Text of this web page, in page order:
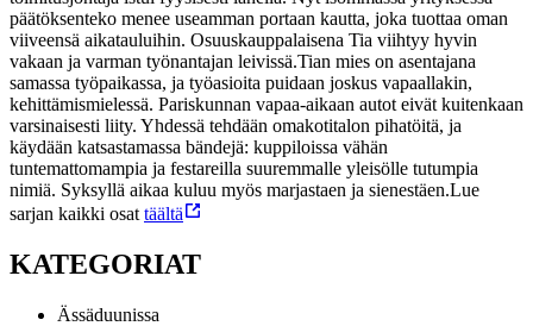
päätöksenteko menee useamman portaan kautta, joka tuottaa oman
viiveensä aikatauluihin. Osuuskauppalaisena Tia viihtyy hyvin
vakaan ja varman työnantajan leivissä.Tian mies on asentajana
samassa työpaikassa, ja työasioita puidaan joskus vapaallakin,
kehittämismielessä. Pariskunnan vapaa-aikaan autot eivät kuitenkaan
varsinaisesti liity. Yhdessä tehdään omakotitalon pihatöitä, ja
käydään katsastamassa bändejä: kuppiloissa vähän
tuntemattomampia ja festareilla suuremmalle yleisölle tutumpia
nimiä. Syksyllä aikaa kuluu myös marjastaen ja sienestäen.Lue
sarjan kaikki osat täältä
KATEGORIAT
Ässäduunissa